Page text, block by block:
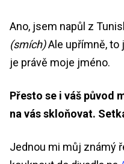
Ano, jsem napůl z
(smích)Ale upřímně, to
je právě moje jméno.
Přesto se i váš původ
na vás skloňovat.
Jednou mi můj známý